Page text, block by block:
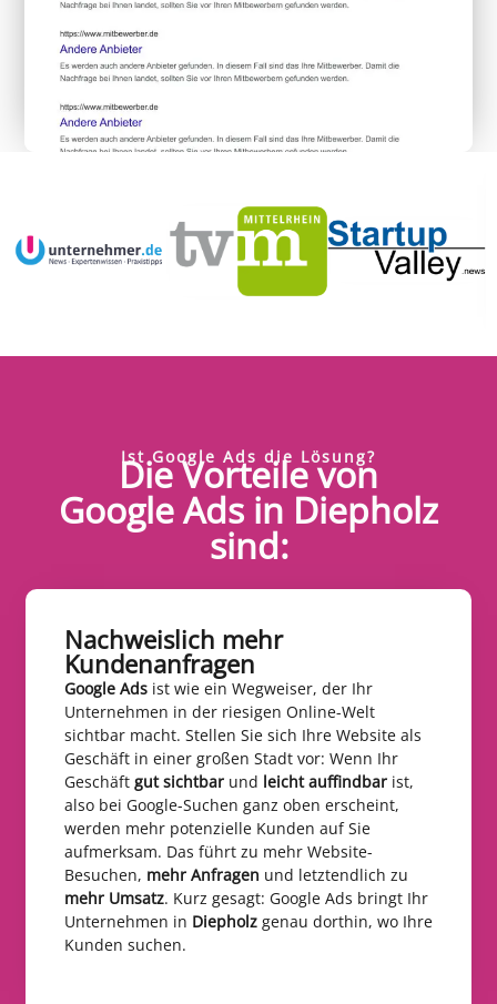
Ist Google Ads die Lösung?
Die Vorteile von
Google Ads in Diepholz
sind:
Nachweislich mehr
Kundenanfragen​
Google Ads ist wie ein Wegweiser, der Ihr
Unternehmen in der riesigen Online-Welt
sichtbar macht. Stellen Sie sich Ihre Website als
Geschäft in einer großen Stadt vor: Wenn Ihr
Geschäft gut sichtbar und leicht auffindbar ist,
also bei Google-Suchen ganz oben erscheint,
werden mehr potenzielle Kunden auf Sie
aufmerksam. Das führt zu mehr Website-
Besuchen, mehr Anfragen und letztendlich zu
mehr Umsatz. Kurz gesagt: Google Ads bringt Ihr
Unternehmen in Diepholz genau dorthin, wo Ihre
Kunden suchen.